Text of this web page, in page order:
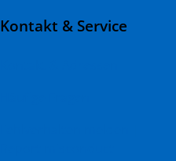
Kontakt & Service